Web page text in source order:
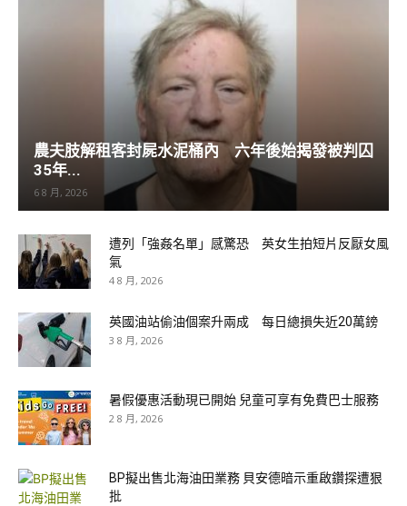
農夫肢解租客封屍水泥桶內 六年後始揭發被判囚
35年...
6 8 月, 2026
遭列「強姦名單」感驚恐 英女生拍短片反厭女風
氣
4 8 月, 2026
英國油站偷油個案升兩成 每日總損失近20萬鎊
3 8 月, 2026
暑假優惠活動現已開始 兒童可享有免費巴士服務
2 8 月, 2026
BP擬出售北海油田業務 貝安德暗示重啟鑽探遭狠
批